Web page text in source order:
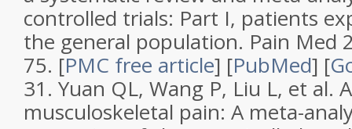
controlled trials: Part I, patients
the general population. Pain Med
75. [PMC free article] [PubMed] [
31. Yuan QL, Wang P, Liu L, et al.
musculoskeletal pain: A meta-